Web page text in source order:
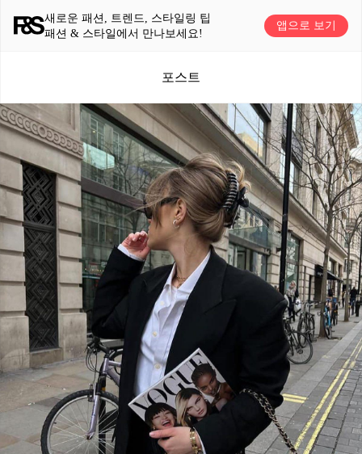
새로운 패션, 트렌드, 스타일링 팁
패션 & 스타일에서 만나보세요!
앱으로 보기
포스트